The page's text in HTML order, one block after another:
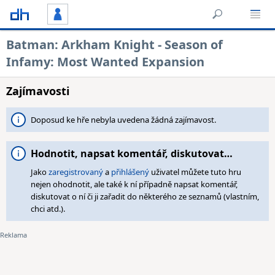
Batman: Arkham Knight - Season of
Infamy: Most Wanted Expansion
Zajímavosti
Doposud ke hře nebyla uvedena žádná zajímavost.
Hodnotit, napsat komentář, diskutovat…
Jakozaregistrovanýa přihlášený uživatel můžete tuto hru
nejen ohodnotit, ale také k ní případně napsat komentář,
diskutovat o ní či ji zařadit do některého ze seznamů (vlastním,
chci atd.).